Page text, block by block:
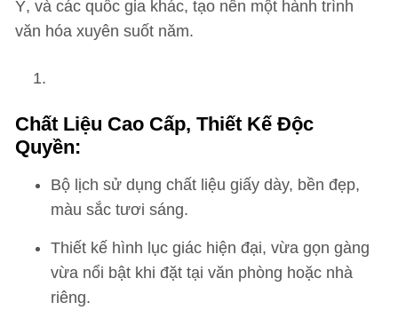
Ý, và các quốc gia khác, tạo nên một hành trình
văn hóa xuyên suốt năm.
Chất Liệu Cao Cấp, Thiết Kế Độc
Quyền:
Bộ lịch sử dụng chất liệu giấy dày, bền đẹp,
màu sắc tươi sáng.
Thiết kế hình lục giác hiện đại, vừa gọn gàng
vừa nổi bật khi đặt tại văn phòng hoặc nhà
riêng.